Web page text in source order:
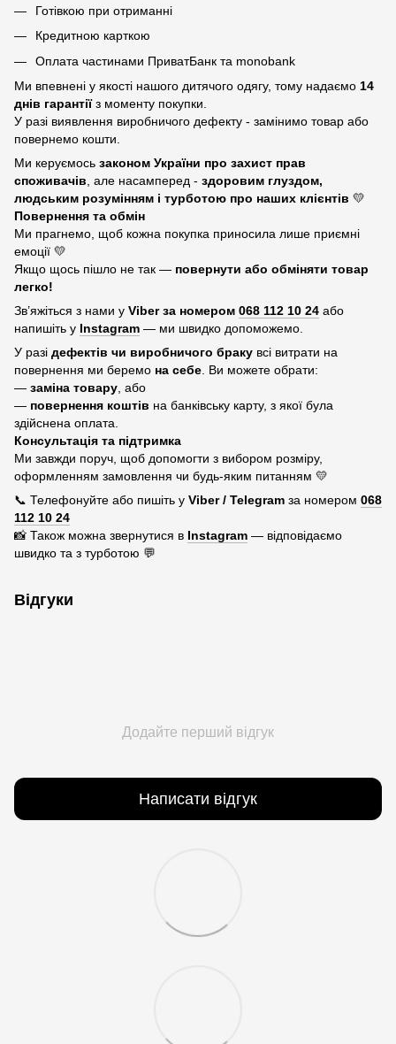
Готівкою при отриманні
Кредитною карткою
Оплата частинами ПриватБанк та monobank
Ми впевнені у якості нашого дитячого одягу, тому надаємо 14
днів гарантіїз моменту покупки.
У разі виявлення виробничого дефекту - замінимо товар або
повернемо кошти.
Ми керуємось законом України про захист прав
споживачів , але насамперед - здоровим глуздом,
людським розумінням і турботою про наших клієнтів 💛
Повернення та обмін
Ми прагнемо, щоб кожна покупка приносила лише приємні
емоції 💛
Якщо щось пішло не так — повернути або обміняти товар
легко!
Зв’яжіться з нами у Viber за номером 068 112 10 24 або
напишіть у Instagram — ми швидко допоможемо.
У разі дефектів чи виробничого браку всі витрати на
повернення ми беремо на себе . Ви можете обрати:
— заміна товару , або
— повернення коштів на банківську карту, з якої була
здійснена оплата.
Консультація та підтримка
Ми завжди поруч, щоб допомогти з вибором розміру,
оформленням замовлення чи будь-яким питанням 💛
📞 Телефонуйте або пишіть у Viber / Telegram за номером 068
112 10 24
📸 Також можна звернутися в Instagram — відповідаємо
швидко та з турботою 💬
Відгуки
Додайте перший відгук
Написати відгук